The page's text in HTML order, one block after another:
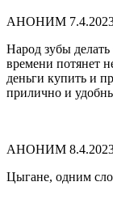
АНОНИМ
Народ зубы делать
времени потянет
деньги купить и
прилично и
АНОНИМ
Цыгане, одним